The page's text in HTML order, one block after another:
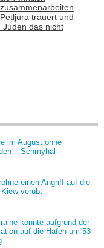
trauert und
Juden das nicht
im August ohne
– Schmyhal
einen Angriff auf die
verübt
könnte aufgrund der
auf die Häfen um 53